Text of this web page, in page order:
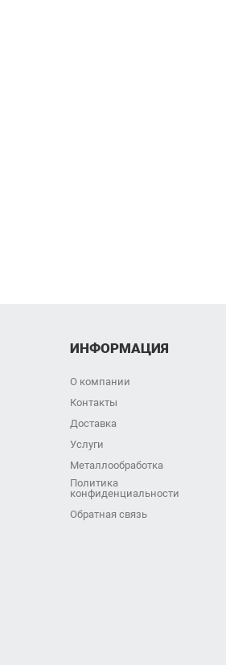
ИНФОРМАЦИЯ
О компании
Контакты
Доставка
Услуги
Металлообработка
Политика
конфиденциальности
Обратная связь